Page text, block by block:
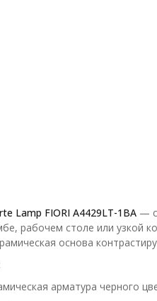
Lamp FIORI A4429LT-1BA—
рабочем столе или узкой
основа
арматура черного